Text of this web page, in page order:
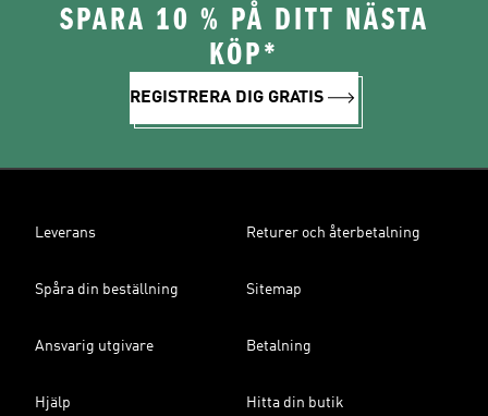
SPARA 10 % PÅ DITT NÄSTA
KÖP*
REGISTRERA DIG GRATIS
Leverans Returer och återbetalning
Spåra din beställning Sitemap
Ansvarig utgivare Betalning
Hjälp Hitta din butik